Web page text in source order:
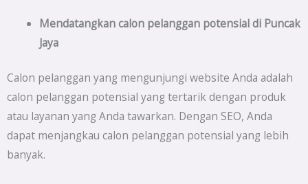
Mendatangkan calon pelanggan potensial di Puncak
Jaya
Calon pelanggan yang mengunjungi website Anda adalah
calon pelanggan potensial yang tertarik dengan produk
atau layanan yang Anda tawarkan. Dengan SEO, Anda
dapat menjangkau calon pelanggan potensial yang lebih
banyak.